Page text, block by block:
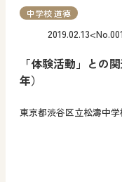
「体験活動」との
年）
東京都渋谷区立松濤中
2019.02.13
中学校 道徳